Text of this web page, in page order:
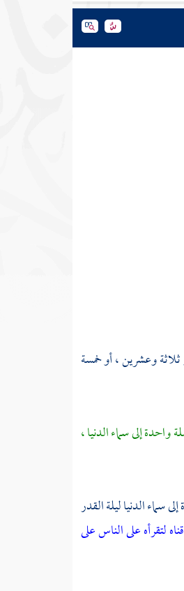
وعشرين ، أو خمسة
واحدة إلى سماء الدنيا ،
سماء الدنيا ليلة القدر
لتقرأه على الناس على